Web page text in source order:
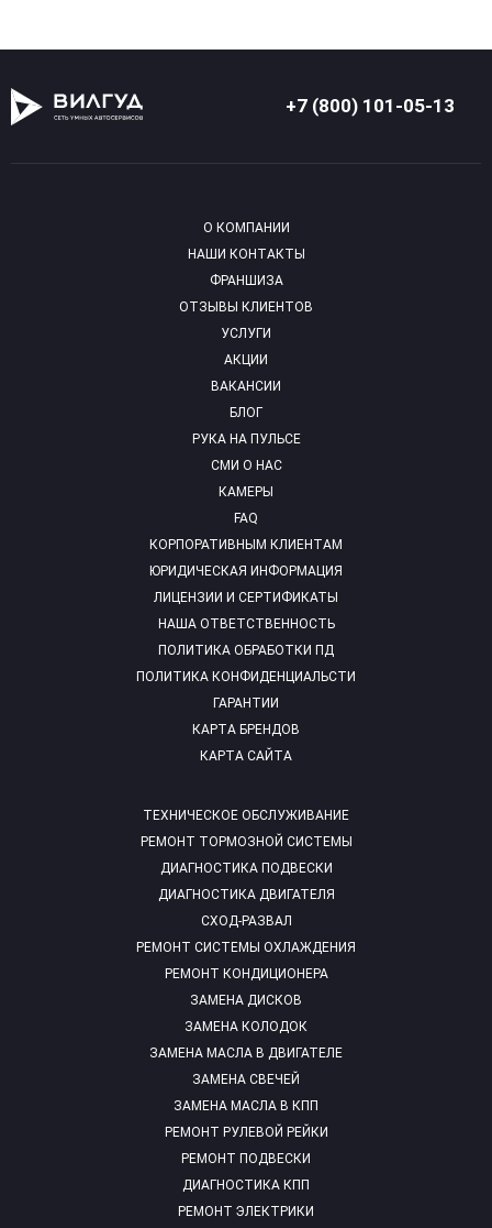
+7 (800) 101-05-13
О КОМПАНИИ
НАШИ КОНТАКТЫ
ФРАНШИЗА
ОТЗЫВЫ КЛИЕНТОВ
УСЛУГИ
АКЦИИ
ВАКАНСИИ
БЛОГ
РУКА НА ПУЛЬСЕ
СМИ О НАС
КАМЕРЫ
FAQ
ТЕХНИЧЕСКОЕ ОБСЛУЖИВАНИЕ
РЕМОНТ ТОРМОЗНОЙ СИСТЕМЫ
ДИАГНОСТИКА ПОДВЕСКИ
ДИАГНОСТИКА ДВИГАТЕЛЯ
СХОД-РАЗВАЛ
РЕМОНТ СИСТЕМЫ ОХЛАЖДЕНИЯ
РЕМОНТ КОНДИЦИОНЕРА
ЗАМЕНА ДИСКОВ
ЗАМЕНА КОЛОДОК
ЗАМЕНА МАСЛА В ДВИГАТЕЛЕ
ЗАМЕНА СВЕЧЕЙ
ЗАМЕНА МАСЛА В КПП
РЕМОНТ РУЛЕВОЙ РЕЙКИ
РЕМОНТ ПОДВЕСКИ
ДИАГНОСТИКА КПП
РЕМОНТ ЭЛЕКТРИКИ
КОРПОРАТИВНЫМ КЛИЕНТАМ
ЮРИДИЧЕСКАЯ ИНФОРМАЦИЯ
ЛИЦЕНЗИИ И СЕРТИФИКАТЫ
НАША ОТВЕТСТВЕННОСТЬ
ПОЛИТИКА ОБРАБОТКИ ПД
ПОЛИТИКА КОНФИДЕНЦИАЛЬСТИ
ГАРАНТИИ
КАРТА БРЕНДОВ
КАРТА САЙТА